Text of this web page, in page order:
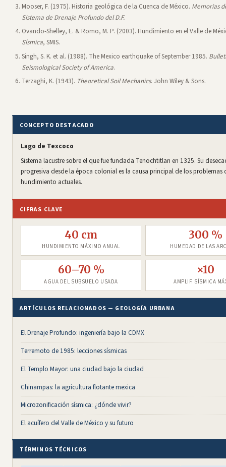
Mooser, F. (1975). Historia geológica de la Cuenca de México. Memorias
Sistema de Drenaje Profundo del D.F.
Ovando-Shelley, E. & Romo, M. P. (2003). Hundimiento en el Valle de
Sísmica, SMIS.
Singh, S. K. et al. (1988). The Mexico earthquake of September 1985.
Seismological Society of America.
Terzaghi, K. (1943). Theoretical Soil Mechanics. John Wiley & Sons.
CONCEPTO DESTACADO
Lago de Texcoco
Sistema lacustre sobre el que fue fundada Tenochtitlan en 1325. Su
progresiva desde la época colonial es la causa principal de los problemas
hundimiento actuales.
CIFRAS CLAVE
40 cm
HUNDIMIENTO MÁXIMO ANUAL
300 %
HUMEDAD DE LAS
60–70 %
AGUA DEL SUBSUELO USADA
×10
AMPLIF. SÍSMICA
ARTÍCULOS RELACIONADOS — GEOLOGÍA URBANA
El Drenaje Profundo: ingeniería bajo la CDMX
Terremoto de 1985: lecciones sísmicas
El Templo Mayor: una ciudad bajo la ciudad
Chinampas: la agricultura flotante mexica
Microzonificación sísmica: ¿dónde vivir?
El acuífero del Valle de México y su futuro
TÉRMINOS TÉCNICOS